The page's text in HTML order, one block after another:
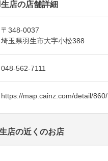
店の店舗詳細
〒348-0037
埼玉県羽生市大字小松388
048-562-7111
https://map.cainz.com/detail/860/
店の近くのお店